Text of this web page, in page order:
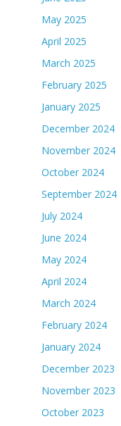
May 2025
April 2025
March 2025
February 2025
January 2025
December 2024
November 2024
October 2024
September 2024
July 2024
June 2024
May 2024
April 2024
March 2024
February 2024
January 2024
December 2023
November 2023
October 2023